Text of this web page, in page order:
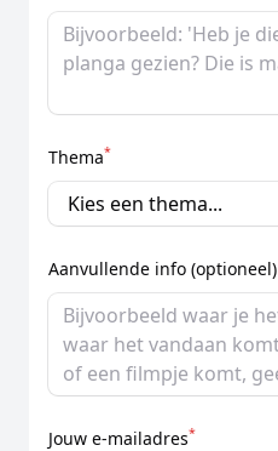
Thema*
Aanvullende info (optioneel)
Jouw e-mailadres*